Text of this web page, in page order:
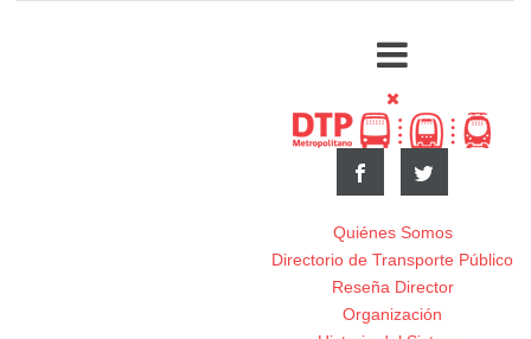
Quiénes Somos
Directorio de Transporte Público
Reseña Director
Organización